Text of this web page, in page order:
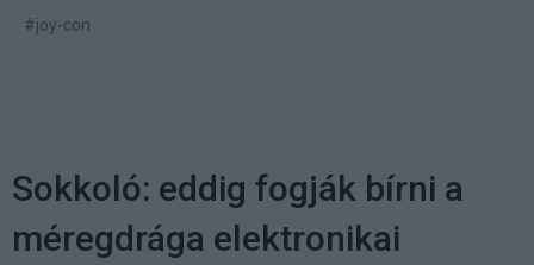
#joy-con
Sokkoló: eddig fogják bírni a
méregdrága elektronikai